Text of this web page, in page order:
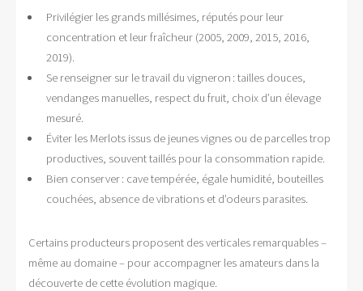
Privilégier les grands millésimes, réputés pour leur
concentration et leur fraîcheur (2005, 2009, 2015, 2016,
2019).
Se renseigner sur le travail du vigneron : tailles douces,
vendanges manuelles, respect du fruit, choix d’un élevage
mesuré.
Éviter les Merlots issus de jeunes vignes ou de parcelles trop
productives, souvent taillés pour la consommation rapide.
Bien conserver : cave tempérée, égale humidité, bouteilles
couchées, absence de vibrations et d’odeurs parasites.
Certains producteurs proposent des verticales remarquables –
même au domaine – pour accompagner les amateurs dans la
découverte de cette évolution magique.